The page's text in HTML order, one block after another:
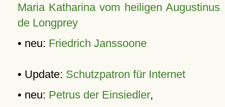
Maria Katharina vom heiligen Augustinus
de Longprey
• neu: Friedrich Janssoone
• Update: Schutzpatron für Internet
• neu: Petrus der Einsiedler,